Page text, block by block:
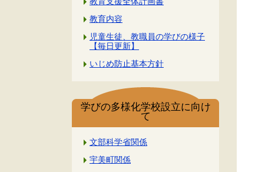
教育内容
児童生徒、教職員の学びの様子
【毎日更新】
いじめ防止基本方針
学びの多様化学校設立に向け
て
文部科学省関係
宇美町関係